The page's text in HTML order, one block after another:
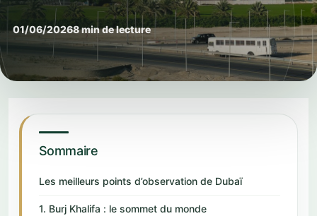
01/06/20268 min de lecture
Sommaire
Les meilleurs points d’observation de Dubaï
1. Burj Khalifa : le sommet du monde